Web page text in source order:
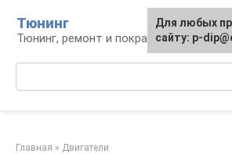
контенту
Тюнинг
Тюнинг, ремонт и покраска
Главная » Двигатели
Для любых
сайту: p-